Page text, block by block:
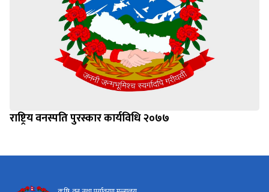
राष्ट्रिय वनस्पति पुरस्कार कार्यविधि २०७७